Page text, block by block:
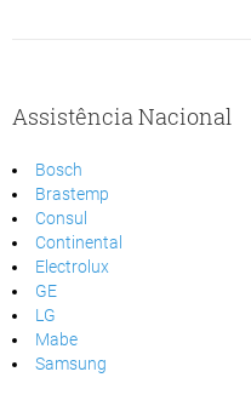
Assistência Nacional
Bosch
Brastemp
Consul
Continental
Electrolux
GE
LG
Mabe
Samsung